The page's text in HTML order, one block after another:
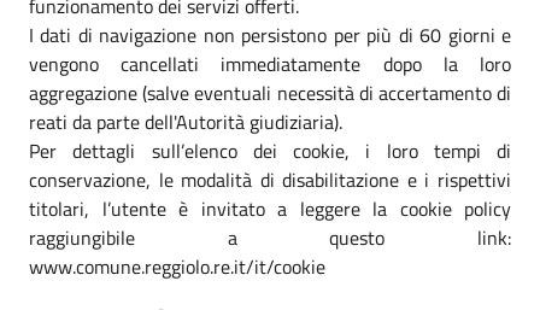
I dati di navigazione non persistono per più di 60 giorni e
vengono cancellati immediatamente dopo la loro
aggregazione (salve eventuali necessità di accertamento di
reati da parte dell'Autorità giudiziaria).
Per dettagli sull’elenco dei cookie, i loro tempi di
conservazione, le modalità di disabilitazione e i rispettivi
titolari, l’utente è invitato a leggere la cookie policy
raggiungibile a questo link:
www.comune.reggiolo.re.it/it/cookie